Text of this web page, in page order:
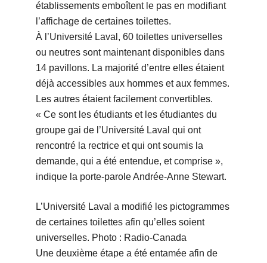
établissements emboîtent le pas en modifiant
l’affichage de certaines toilettes.
À l’Université Laval, 60 toilettes universelles
ou neutres sont maintenant disponibles dans
14 pavillons. La majorité d’entre elles étaient
déjà accessibles aux hommes et aux femmes.
Les autres étaient facilement convertibles.
« Ce sont les étudiants et les étudiantes du
groupe gai de l’Université Laval qui ont
rencontré la rectrice et qui ont soumis la
demande, qui a été entendue, et comprise »,
indique la porte-parole Andrée-Anne Stewart.
L’Université Laval a modifié les pictogrammes
de certaines toilettes afin qu’elles soient
universelles. Photo : Radio-Canada
Une deuxième étape a été entamée afin de